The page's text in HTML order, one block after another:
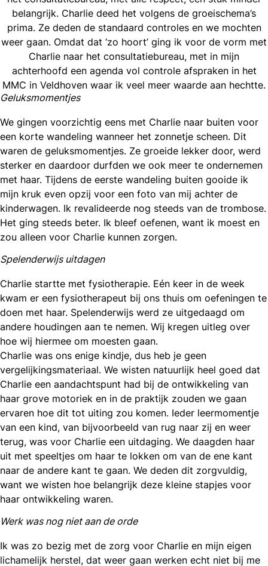
belangrijk. Charlie deed het volgens de groeischema’s
prima. Ze deden de standaard controles en we mochten
weer gaan. Omdat dat ‘zo hoort’ ging ik voor de vorm met
Charlie naar het consultatiebureau, met in mijn
achterhoofd een agenda vol controle afspraken in het
MMC in Veldhoven waar ik veel meer waarde aan hechtte.
Geluksmomentjes
We gingen voorzichtig eens met Charlie naar buiten voor
een korte wandeling wanneer het zonnetje scheen. Dit
waren de geluksmomentjes. Ze groeide lekker door, werd
sterker en daardoor durfden we ook meer te ondernemen
met haar. Tijdens de eerste wandeling buiten gooide ik
mijn kruk even opzij voor een foto van mij achter de
kinderwagen. Ik revalideerde nog steeds van de trombose.
Het ging steeds beter. Ik bleef oefenen, want ik moest en
zou alleen voor Charlie kunnen zorgen.
Spelenderwijs uitdagen
Charlie startte met fysiotherapie. Eén keer in de week
kwam er een fysiotherapeut bij ons thuis om oefeningen te
doen met haar. Spelenderwijs werd ze uitgedaagd om
andere houdingen aan te nemen. Wij kregen uitleg over
hoe wij hiermee om moesten gaan.
Charlie was ons enige kindje, dus heb je geen
vergelijkingsmateriaal. We wisten natuurlijk heel goed dat
Charlie een aandachtspunt had bij de ontwikkeling van
haar grove motoriek en in de praktijk zouden we gaan
ervaren hoe dit tot uiting zou komen. Ieder leermomentje
van een kind, van bijvoorbeeld van rug naar zij en weer
terug, was voor Charlie een uitdaging. We daagden haar
uit met speeltjes om haar te lokken om van de ene kant
naar de andere kant te gaan. We deden dit zorgvuldig,
want we wisten hoe belangrijk deze kleine stapjes voor
haar ontwikkeling waren.
Werk was nog niet aan de orde
Ik was zo bezig met de zorg voor Charlie en mijn eigen
lichamelijk herstel, dat weer gaan werken echt niet bij me